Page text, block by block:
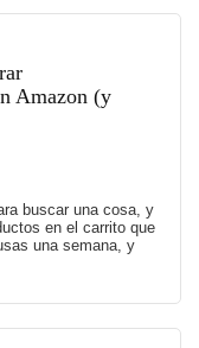
Amazon (y
buscar una cosa, y
en el carrito que
una semana, y